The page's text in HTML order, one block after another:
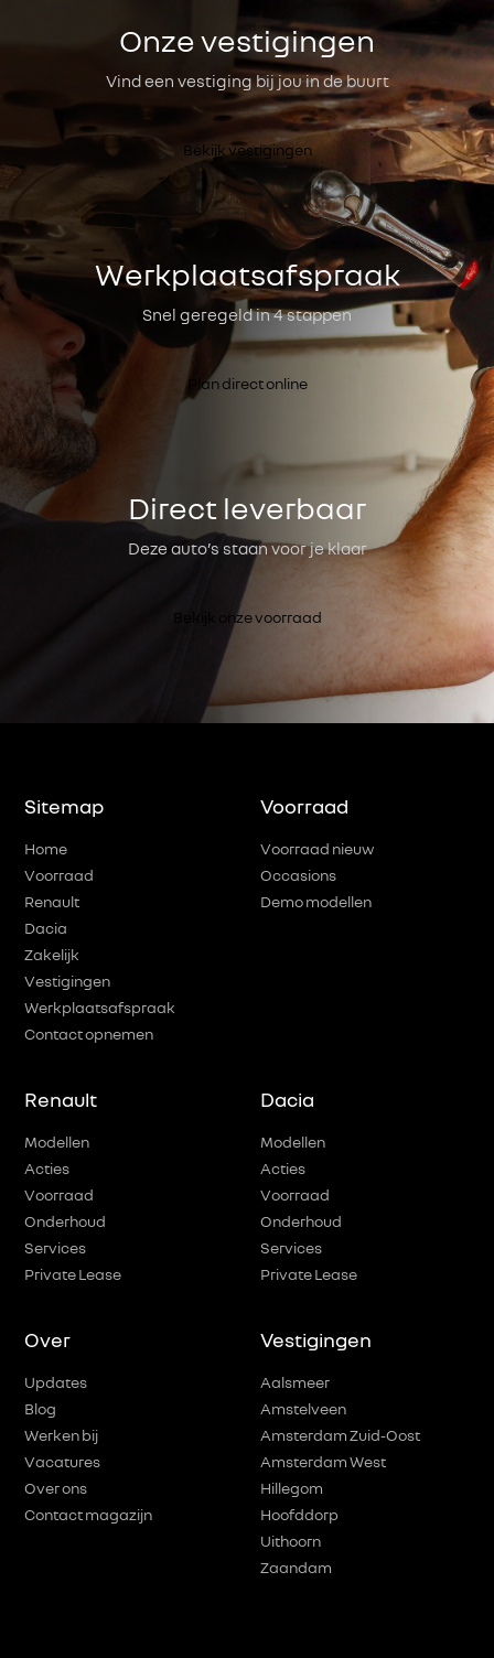
Onze vestigingen
Vind een vestiging bij jou in de buurt
Bekijk vestigingen
Werkplaatsafspraak
Snel geregeld in 4 stappen
Plan direct online
Direct leverbaar
Deze auto’s staan voor je klaar
Bekijk onze voorraad
Sitemap
Home
Voorraad
Renault
Dacia
Zakelijk
Vestigingen
Werkplaatsafspraak
Contact opnemen
Voorraad
Voorraad nieuw
Occasions
Demo modellen
Renault
Modellen
Acties
Voorraad
Onderhoud
Services
Private Lease
Dacia
Modellen
Acties
Voorraad
Onderhoud
Services
Private Lease
Over
Updates
Blog
Werken bij
Vacatures
Over ons
Contact magazijn
Vestigingen
Aalsmeer
Amstelveen
Amsterdam Zuid-Oost
Amsterdam West
Hillegom
Hoofddorp
Uithoorn
Zaandam